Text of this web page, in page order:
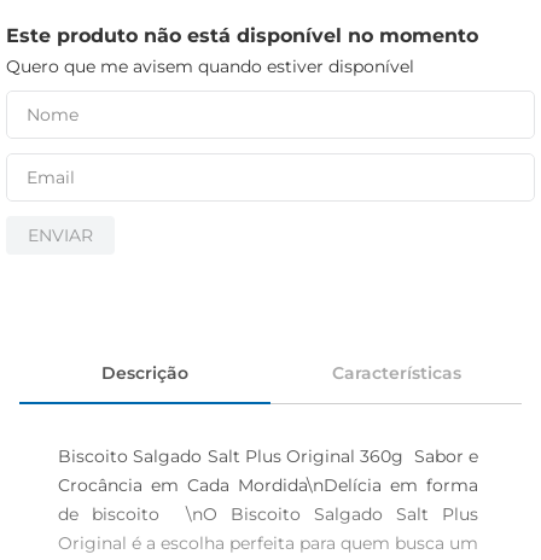
Este produto não está disponível no momento
Quero que me avisem quando estiver disponível
ENVIAR
Descrição Características
Biscoito Salgado Salt Plus Original 360g  Sabor e
Crocância em Cada Mordida\nDelícia em forma
de biscoito  \nO Biscoito Salgado Salt Plus
Original é a escolha perfeita para quem busca um
iogurte
papel higiênico
cerveja